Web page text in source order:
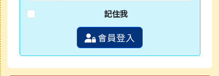
記住我
會員登入